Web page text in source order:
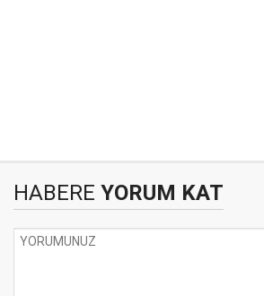
HABERE YORUM KAT